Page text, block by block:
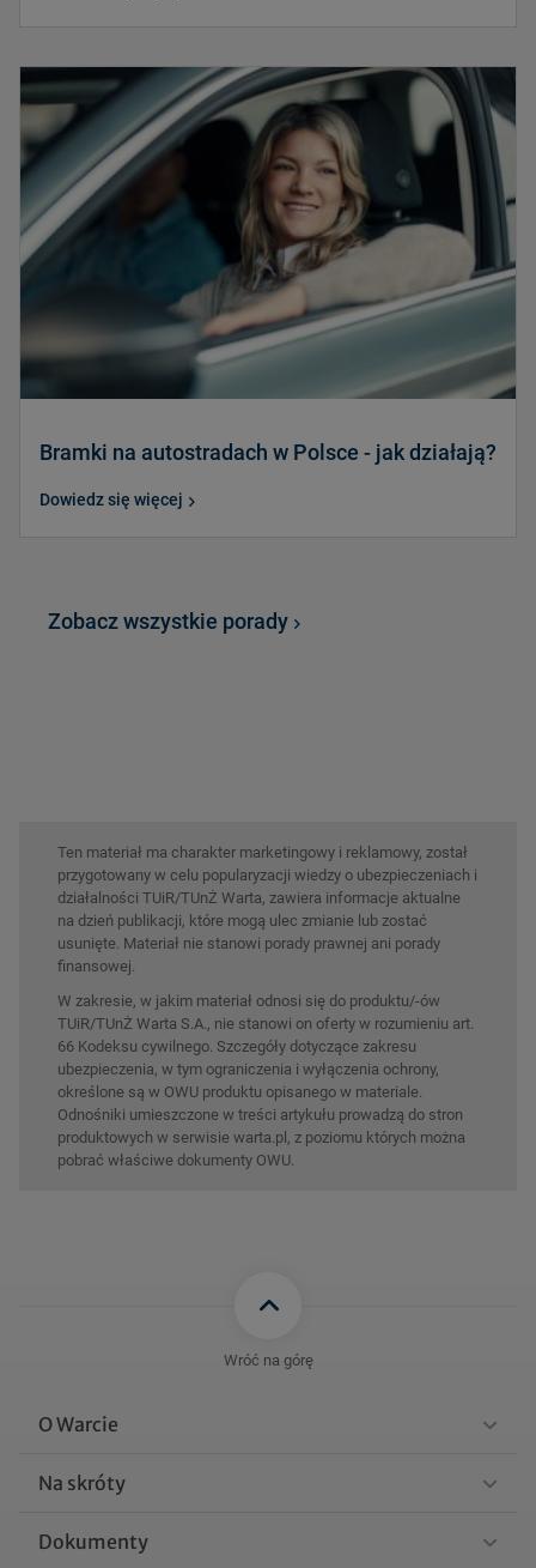
Bramki na autostradach w Polsce - jak działają?
Dowiedz się więcej
Zobacz wszystkie porady
Ten materiał ma charakter marketingowy i reklamowy, został
przygotowany w celu popularyzacji wiedzy o ubezpieczeniach i
działalności TUiR/TUnŻ Warta, zawiera informacje aktualne
na dzień publikacji, które mogą ulec zmianie lub zostać
usunięte. Materiał nie stanowi porady prawnej ani porady
finansowej.
W zakresie, w jakim materiał odnosi się do produktu/-ów
TUiR/TUnŻ Warta S.A., nie stanowi on oferty w rozumieniu art.
66 Kodeksu cywilnego. Szczegóły dotyczące zakresu
ubezpieczenia, w tym ograniczenia i wyłączenia ochrony,
określone są w OWU produktu opisanego w materiale.
Odnośniki umieszczone w treści artykułu prowadzą do stron
produktowych w serwisie warta.pl, z poziomu których można
pobrać właściwe dokumenty OWU.
Wróć na górę
O Warcie
Na skróty
Dokumenty